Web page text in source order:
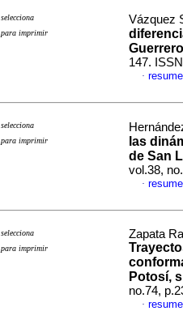
selecciona
para imprimir
Vázquez
147.
·
selecciona
para imprimir
las
de San
vol.38,
·
selecciona
para imprimir
Zapata
Potosí,
no.74,
·